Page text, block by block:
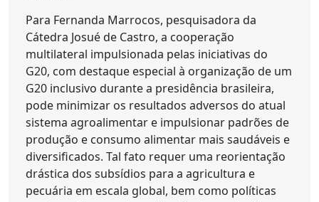
Para Fernanda Marrocos, pesquisadora da
Cátedra Josué de Castro, a cooperação
multilateral impulsionada pelas iniciativas do
G20, com destaque especial à organização de um
G20 inclusivo durante a presidência brasileira,
pode minimizar os resultados adversos do atual
sistema agroalimentar e impulsionar padrões de
produção e consumo alimentar mais saudáveis e
diversificados. Tal fato requer uma reorientação
drástica dos subsídios para a agricultura e
pecuária em escala global, bem como políticas